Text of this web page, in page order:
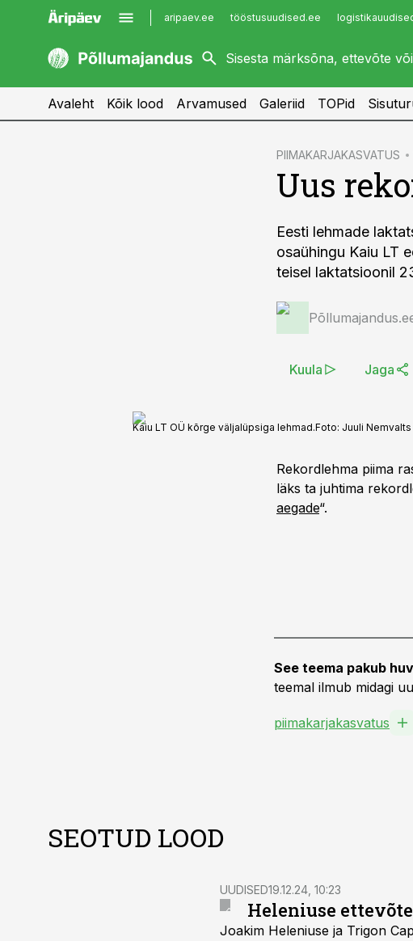
aripaev.ee tööstusuudised.ee
kaubandus.ee
kinnisvarauudised.ee
imelineajalugu.ee
Avaleht Kõik lood Arvamused Galeriid TOPid
PIIMAKARJAKASVATUS
Uus
Eesti lehmade
osaühingu Kaiu LT
teisel laktatsioonil
Kuula Jaga
Kaiu LT OÜ kõrge väljalüpsiga lehmad.Foto: Juuli Nemvalts
Rekordlehma piima
läks ta juhtima
aegade“.
See teema pakub
teemal ilmub midagi
piimakarjakasvatus
SEOTUD LOOD
UUDISED19.12.24, 10:23
Heleniuse
Joakim Heleniuse ja Trigon